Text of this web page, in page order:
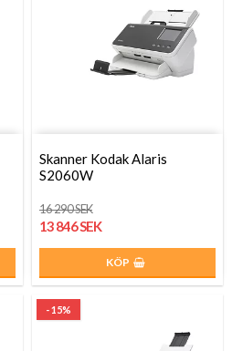
Skanner Kodak Alaris
S2060W
16 290 SEK
13 846 SEK
KÖP
- 15%